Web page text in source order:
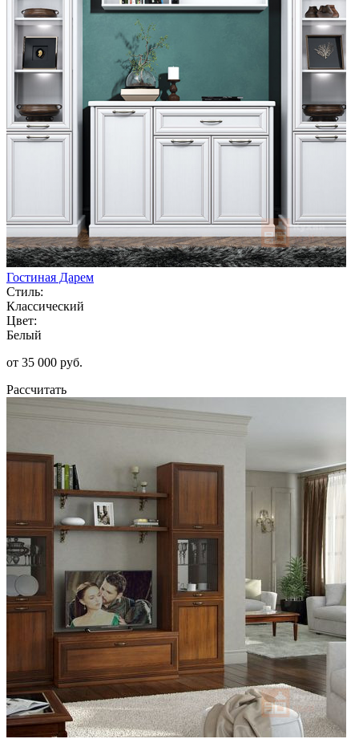
Гостиная Дарем
Стиль:
Классический
Цвет:
Белый
от 35 000 руб.
Рассчитать